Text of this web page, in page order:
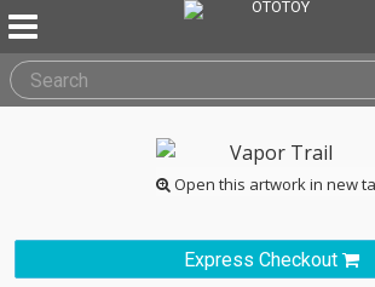
Open this artwork in new
Express Checkout